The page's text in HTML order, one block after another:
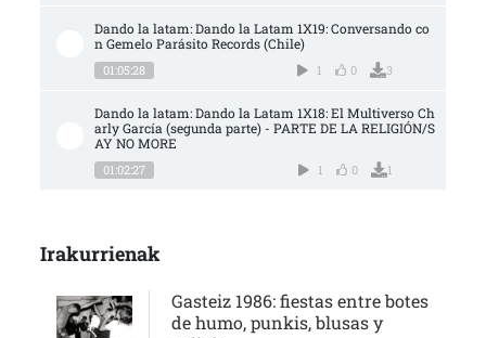
Dando la latam: Dando la Latam 1X19: Conversando co
n Gemelo Parásito Records (Chile)
01:05:28 1 0 3
Dando la latam: Dando la Latam 1X18: El Multiverso Ch
arly García (segunda parte) - PARTE DE LA RELIGIÓN/S
AY NO MORE
01:02:27 1 0 1
Irakurrienak
Gasteiz 1986: fiestas entre botes
de humo, punkis, blusas y